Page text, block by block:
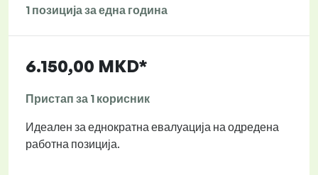
1 позиција за една година
6.150,00 MKD*
Пристап за 1 корисник
Идеален за еднократна евалуација на одредена
работна позиција.